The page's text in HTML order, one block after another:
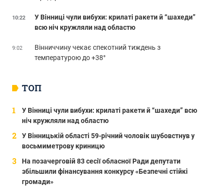
ТОП
У Вінниці чули вибухи: крилаті ракети й “шахеди” всю
ніч кружляли над областю
У Вінницькій області 59-річний чоловік шубовстнув у
восьмиметрову криницю
На позачерговій 83 сесії обласної Ради депутати
збільшили фінансування конкурсу «Безпечні стійкі
громади»
10:22
У Вінниці чули вибухи: крилаті ракети й “шахеди”
всю ніч кружляли над областю
9:02
Вінниччину чекає спекотний тиждень з
температурою до +38°